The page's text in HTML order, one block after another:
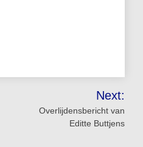
Next:
Overlijdensbericht van
Editte Buttjens